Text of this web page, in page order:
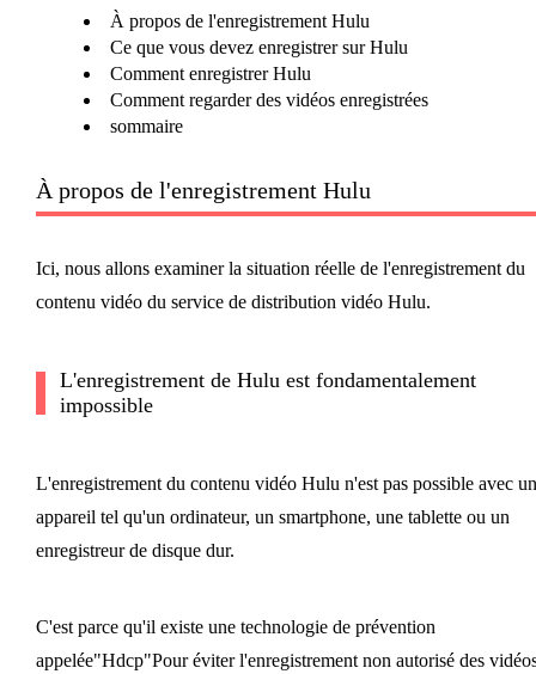
À propos de l'enregistrement Hulu
Ce que vous devez enregistrer sur Hulu
Comment enregistrer Hulu
Comment regarder des vidéos enregistrées
sommaire
À propos de l'enregistrement Hulu
Ici, nous allons examiner la situation réelle de l'enregistrement du
contenu vidéo du service de distribution vidéo Hulu.
L'enregistrement de Hulu est fondamentalement
impossible
L'enregistrement du contenu vidéo Hulu n'est pas possible avec un
appareil tel qu'un ordinateur, un smartphone, une tablette ou un
enregistreur de disque dur.
C'est parce qu'il existe une technologie de prévention
appelée"Hdcp"Pour éviter l'enregistrement non autorisé des